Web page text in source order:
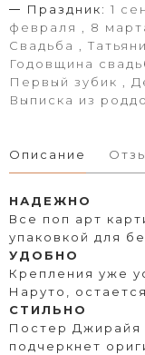
Праздник: 1
февраля , 8
Свадьба ,
Годовщина
Первый зубик ,
Выписка из
Описание
НАДЕЖНО
Все поп арт
упаковкой для
УДОБНО
Крепления уже
Наруто,
СТИЛЬНО
Постер Джирайя
подчеркнет